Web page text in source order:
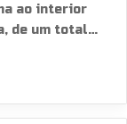
ao interior
de um total…